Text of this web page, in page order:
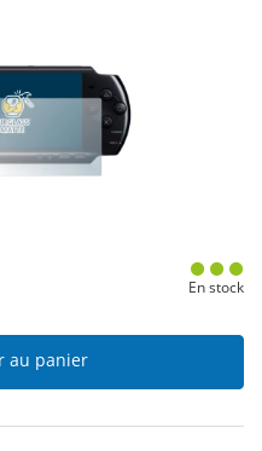
En stock
au panier